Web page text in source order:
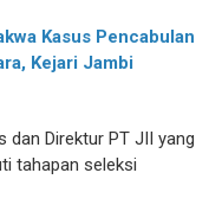
Kasus Pencabulan
Kejari Jambi
Direktur PT JII yang
tahapan seleksi